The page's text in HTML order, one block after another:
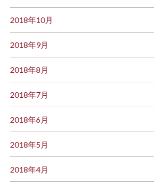
2018年10月
2018年9月
2018年8月
2018年7月
2018年6月
2018年5月
2018年4月